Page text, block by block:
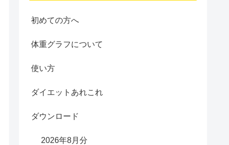
初めての方へ
体重グラフについて
使い方
ダイエットあれこれ
ダウンロード
2026年8月分